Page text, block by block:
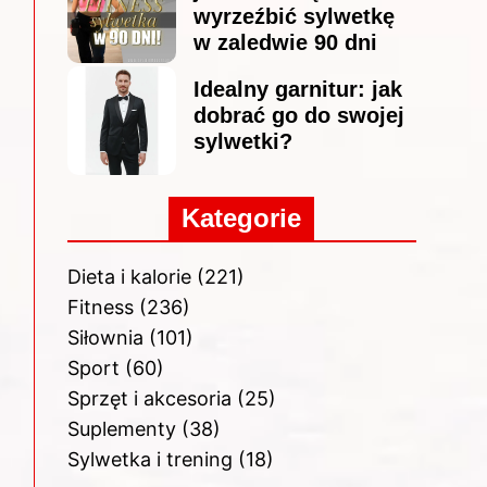
wyrzeźbić sylwetkę
w zaledwie 90 dni
Idealny garnitur: jak
dobrać go do swojej
sylwetki?
Kategorie
Dieta i kalorie(221)
Fitness(236)
Siłownia (101)
Sport (60)
Sprzęt i akcesoria (25)
Suplementy(38)
Sylwetka i trening (18)